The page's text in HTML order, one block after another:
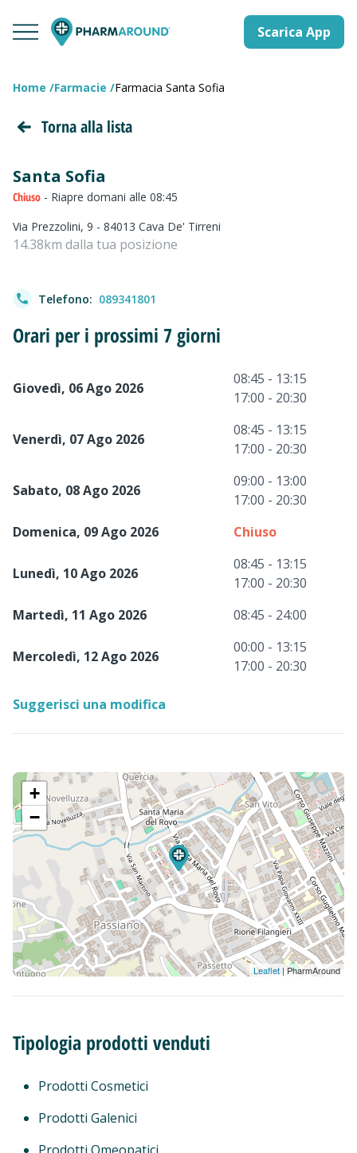
Scarica App
Home Farmacie Farmacia Santa Sofia
Torna alla lista
Santa Sofia
Chiuso - Riapre domani alle 08:45
Via Prezzolini, 9 - 84013 Cava De' Tirreni
14.38km dalla tua posizione
Telefono: 089341801
Orari per i prossimi 7 giorni
Giovedì, 06 Ago 2026
08:45 - 13:15
17:00 - 20:30
Venerdì, 07 Ago 2026
08:45 - 13:15
17:00 - 20:30
Sabato, 08 Ago 2026
09:00 - 13:00
17:00 - 20:30
Domenica, 09 Ago 2026
Chiuso
Lunedì, 10 Ago 2026
08:45 - 13:15
17:00 - 20:30
Martedì, 11 Ago 2026
08:45 - 24:00
Mercoledì, 12 Ago 2026
00:00 - 13:15
17:00 - 20:30
Suggerisci una modifica
+
−
Leaflet | PharmAround
Tipologia prodotti venduti
Prodotti Cosmetici
Prodotti Galenici